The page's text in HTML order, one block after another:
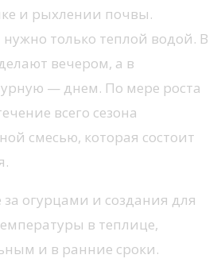
и рыхлении почвы.
только теплой водой. В
вечером, а в
— днем. По мере роста
всего сезона
смесью, которая состоит
огурцами и создания для
в теплице,
и в ранние сроки.